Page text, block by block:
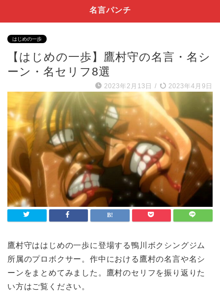
名言パンチ
はじめの一歩
【はじめの一歩】鷹村守の名言・名シ
ーン・名セリフ8選
2023年2月13日 / 2023年4月9日
鷹村守ははじめの一歩に登場する鴨川ボクシングジム
所属のプロボクサー。作中における鷹村の名言や名シ
ーンをまとめてみました。鷹村のセリフを振り返りた
い方はご覧ください。